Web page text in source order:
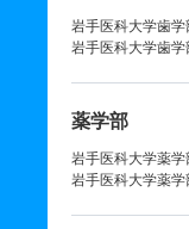
岩手医科大学歯
岩手医科大学歯
薬学部
岩手医科大学薬
岩手医科大学薬